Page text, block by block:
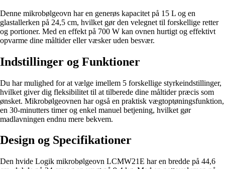
Denne mikrobølgeovn har en generøs kapacitet på 15 L og en
glastallerken på 24,5 cm, hvilket gør den velegnet til forskellige retter
og portioner. Med en effekt på 700 W kan ovnen hurtigt og effektivt
opvarme dine måltider eller væsker uden besvær.
Indstillinger og Funktioner
Du har mulighed for at vælge imellem 5 forskellige styrkeindstillinger,
hvilket giver dig fleksibilitet til at tilberede dine måltider præcis som
ønsket. Mikrobølgeovnen har også en praktisk vægtoptøningsfunktion,
en 30-minutters timer og enkel manuel betjening, hvilket gør
madlavningen endnu mere bekvem.
Design og Specifikationer
Den hvide Logik mikrobølgeovn LCMW21E har en bredde på 44,6